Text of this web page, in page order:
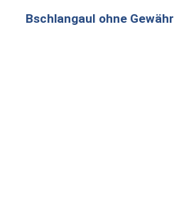
Bschlangaul ohne Gewähr